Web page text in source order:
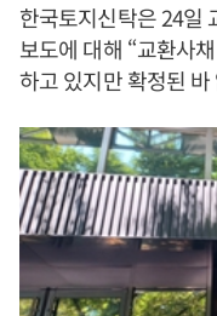
한국토지신탁은 24일
보도에 대해 “교환사
하고 있지만 확정된